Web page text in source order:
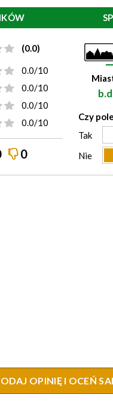
(0.0)
0.0/10
0.0/10
0.0/10
0.0/10
0
Czy
Tak
Nie
OPINIĘ I OCEŃ